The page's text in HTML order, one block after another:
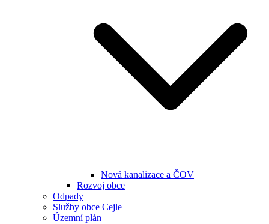
Nová kanalizace a ČOV
Rozvoj obce
Odpady
Služby obce Cejle
Územní plán